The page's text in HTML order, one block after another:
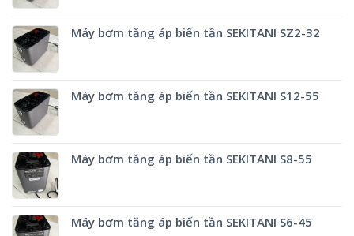
Máy bơm tăng áp biến tần SEKITANI SZ2-32
Máy bơm tăng áp biến tần SEKITANI S12-55
Máy bơm tăng áp biến tần SEKITANI S8-55
Máy bơm tăng áp biến tần SEKITANI S6-45